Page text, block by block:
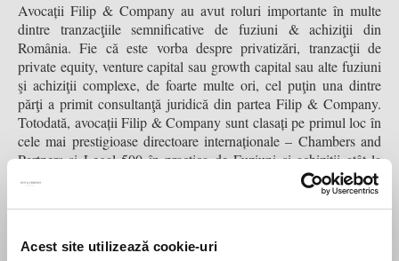
Acest site utilizează cookie-uri
Avocații Filip & Company au avut roluri importante în multe
dintre tranzacţiile semnificative de fuziuni & achiziţii din
România. Fie că este vorba despre privatizări, tranzacţii de
private equity, venture capital sau growth capital sau alte fuziuni
şi achiziţii complexe, de foarte multe ori, cel puţin una dintre
părţi a primit consultanţă juridică din partea Filip & Company.
Totodată, avocații Filip & Company sunt clasați pe primul loc în
cele mai prestigioase directoare internaționale – Chambers and
Partners și Legal 500 în practica de Fuziuni și achiziții atât la
nivel de echipă cât și individual.